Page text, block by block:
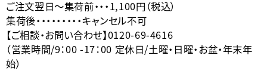
ご注文翌日〜集荷前・・・1,100円（税込）
集荷後・・・・・・・・・キャンセル不可
【ご相談・お問い合わせ】0120-69-4616
（営業時間/9：00 -17：00 定休日/土曜・日曜・お盆・年末年
始）